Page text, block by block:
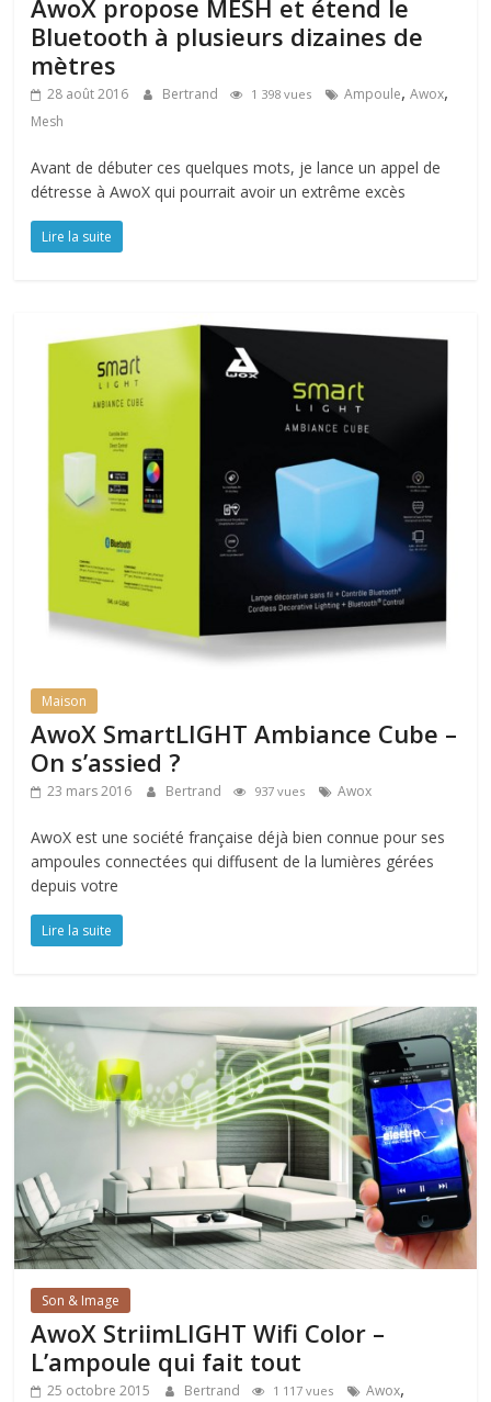
AwoX propose MESH et étend le
Bluetooth à plusieurs dizaines de
mètres
28 août 2016 Bertrand 1 398 vues Ampoule,Awox,
Mesh
Avant de débuter ces quelques mots, je lance un appel de
détresse à AwoX qui pourrait avoir un extrême excès
Lire la suite
Maison
AwoX SmartLIGHT Ambiance Cube –
On s’assied ?
23 mars 2016 Bertrand 937 vues Awox
AwoX est une société française déjà bien connue pour ses
ampoules connectées qui diffusent de la lumières gérées
depuis votre
Lire la suite
Son & Image
AwoX StriimLIGHT Wifi Color –
L’ampoule qui fait tout
25 octobre 2015 Bertrand 1 117 vues Awox,